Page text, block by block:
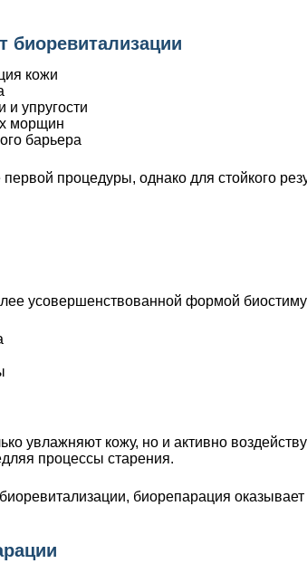
биоревитализации
кожи
упругости
морщин
барьера
процедуры, однако для стойкого
усовершенствованной формой
увлажняют кожу, но и активно
процессы старения.
биорепарация